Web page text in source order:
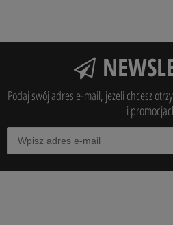
Podaj swój adres e-mail, jeżeli chcesz
i